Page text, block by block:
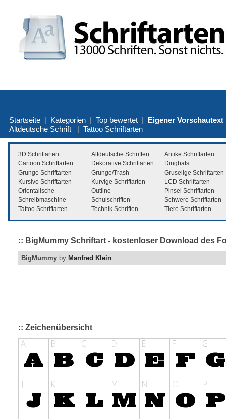
Startseite | Kategorien | Top bewertet | Eigener Vorschautext
Altdeutsche Schrift | Tattoo Schriftarten
3D Schriftarten Altdeutsche Schriften
Antike Schriftarten
Cartoon Schriftarten
Dekorative Schriftarten
Dingbats
Grunge Schriftarten
Grunge/Trash
Gruselige Schriftarten
Kursive Schriftarten
Kurvige Schriftarten
LCD Schriftarten
Orientalische
Outline
Pinsel Schriftarten
Schreibmaschine
Schulschriften
Schwere Schriftarten
Tattoo Schriftarten
Technik Schriften Tiere Schriftarten
:: BigMummy Schriftart - kostenloser Download des
BigMummy by Manfred Klein
:: Zeichenübersicht